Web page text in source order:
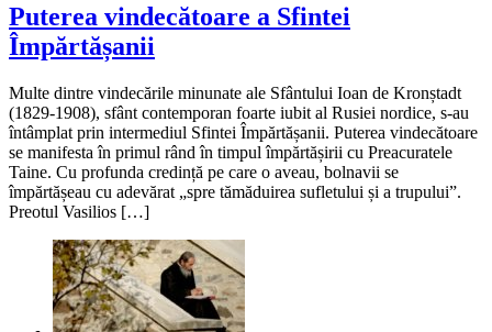
Puterea vindecătoare a Sfintei
Împărtășanii
Multe dintre vindecările minunate ale Sfântului Ioan de Kronștadt
(1829-1908), sfânt contemporan foarte iubit al Rusiei nordice, s-au
întâmplat prin intermediul Sfintei Împărtășanii. Puterea vindecătoare
se manifesta în primul rând în timpul împărtășirii cu Preacuratele
Taine. Cu profunda credință pe care o aveau, bolnavii se
împărtășeau cu adevărat „spre tămăduirea sufletului și a trupului”.
Preotul Vasilios […]